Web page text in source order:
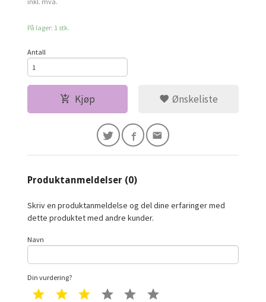
På lager: 1 stk.
Antall
Kjøp Ønskeliste
Produktanmeldelser (0)
Skriv en produktanmeldelse og del dine erfaringer med
dette produktet med andre kunder.
Navn
Din vurdering?
1 star 2 star 3 star 4 star 5 star